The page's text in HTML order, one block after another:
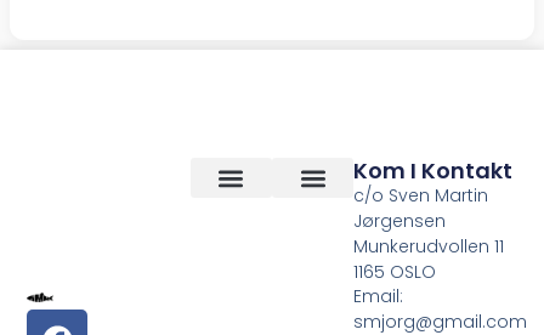
Kom I Kontakt
c/o Sven Martin
Jørgensen
Munkerudvollen 11
1165 OSLO
Email:
smjorg@gmail.com